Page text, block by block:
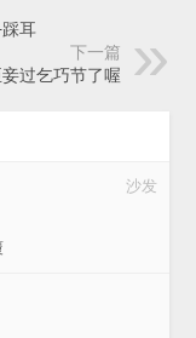
耳
下一篇
过乞巧节了喔
沙发